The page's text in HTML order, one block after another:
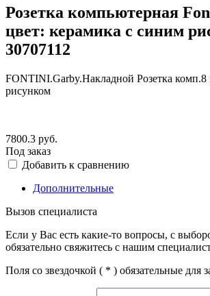
Розетка компьютерная
цвет: керамика с синим
30707112
FONTINI.Garby.Накладной Розетка комп.8
рисунком
7800.3 руб.
Под заказ
Добавить к сравнению
Дополнительные
Вызов специалиста
Если у Вас есть какие-то вопросы, с
обязательно свяжитесь с нашим
Поля со звездочкой ( * ) обязательные для